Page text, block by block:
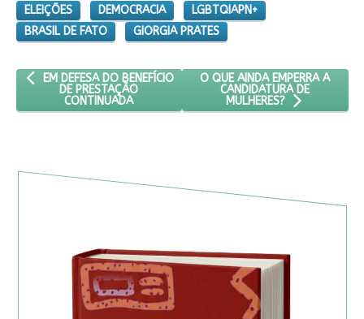
ELEIÇÕES DEMOCRACIA
LGBTQIAPN+
BRASIL DE FATO
GIORGIA PRATES
ARTIGO ANTERIOR: EM DEFESA DO BENEFÍCIO DE PRESTAÇÃO
EM DEFESA DO BENEFÍCIO
DE PRESTAÇÃO
CONTINUADA
PRÓXIMO ARTIGO: O QUE
O QUE AINDA EMPERRA A
CANDIDATURA DE
MULHERES?